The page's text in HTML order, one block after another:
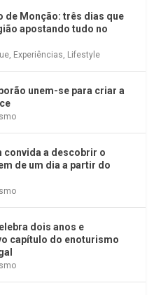
de Monção: três dias que
apostando tudo no
, Experiências, Lifestyle
unem-se para criar a
convida a descobrir o
de um dia a partir do
dois anos e
capítulo do enoturismo